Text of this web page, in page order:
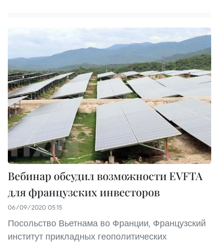
Вебинар обсудил возможности EVFTA
для французских инвесторов
06/09/2020 05:15
Посольство Вьетнама во Франции, Французский
институт прикладных геополитических